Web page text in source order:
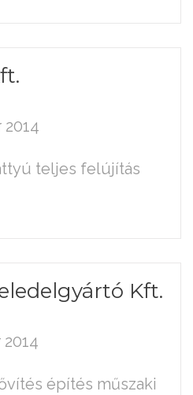
teljes felújítás
Kft.
építés műszaki